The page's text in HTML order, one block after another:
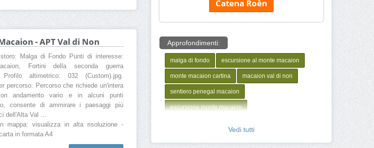
Catena Roèn
Approfondimenti:
malga di fondo escursione al monte macaion
monte macaion cartina macaion val di non
sentiero penegal macaion
escursione monte macaion
Vedi tutti
- APT Val di Non
Malga di Fondo Punti di interesse:
Fortini della seconda guerra
Profilo altimetrico: 032 (Custom).jpg.
percorso: Percorso che richiede un'intera
andamento vario e in alcuni punti
consente di ammirare i paesaggi più
dell'Alta Val ...
mappa: visualizza in alta risoluzione -
in formata A4